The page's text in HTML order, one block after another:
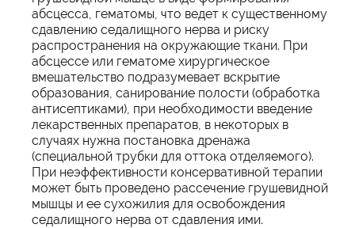
абсцесса, гематомы, что ведет к существенному
сдавлению седалищного нерва и риску
распространения на окружающие ткани. При
абсцессе или гематоме хирургическое
вмешательство подразумевает вскрытие
образования, санирование полости (обработка
антисептиками), при необходимости введение
лекарственных препаратов, в некоторых в
случаях нужна постановка дренажа
(специальной трубки для оттока отделяемого).
При неэффективности консервативной терапии
может быть проведено рассечение грушевидной
мышцы и ее сухожилия для освобождения
седалищного нерва от сдавления ими.